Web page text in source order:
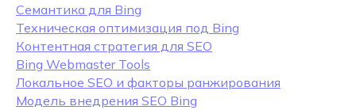
Семантика для Bing
Техническая оптимизация под Bing
Контентная стратегия для SEO
Bing Webmaster Tools
Локальное SEO и факторы ранжирования
Модель внедрения SEO Bing